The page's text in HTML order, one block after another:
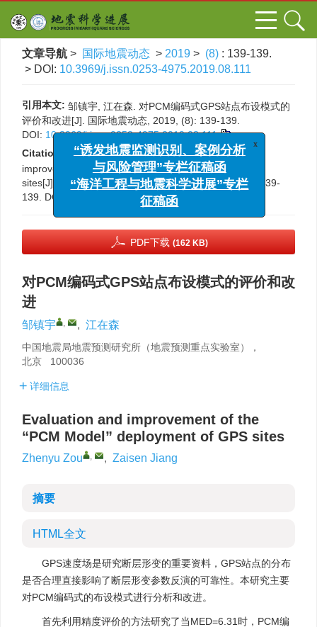
文章导航 > 国际地震动态 > 2019 > (8) : 139-139.
> DOI: 10.3969/j.issn.0253-4975.2019.08.111
引用本文: 邹镇宇, 江在森. 对PCM编码式GPS站点布设模式的
评价和改进[J]. 国际地震动态, 2019, (8): 139-139.
DOI: 10.3969/j.issn.0253-4975.2019.08.111
Citation:
Zhenyu Zou, Zaisen Jiang. Evaluation and
improvement of the “PCM Model” deployment of GPS
sites[J].
Progress in Earthquake Sciences , 2019, (8): 139-
139. DOI: 10.3969/j.issn.0253-4975.2019.08.111
PDF下载 (162 KB)
对PCM编码式GPS站点布设模式的评价和改
进
邹镇宇 , , 江在森
中国地震局地震预测研究所（地震预测重点实验室），
北京 100036
详细信息
Evaluation and improvement of the
“PCM Model” deployment of GPS sites
Zhenyu Zou , , Zaisen Jiang
摘要
HTML全文
GPS速度场是研究断层形变的重要资料，GPS站点的分布
是否合理直接影响了断层形变参数反演的可靠性。本研究主要
对PCM编码式的布设模式进行分析和改进。
首先利用精度评价的方法研究了当MED=6.31时，PCM编
“诱发地震监测识别、案例分析
与风险管理”专栏征稿函
“海洋工程与地震科学进展”专栏
征稿函